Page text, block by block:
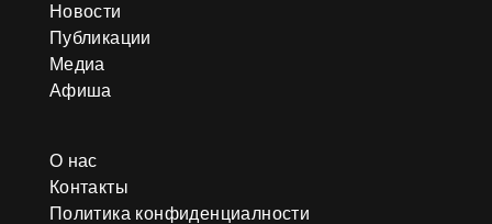
Новости
Публикации
Медиа
Афиша
О нас
Контакты
Политика конфиденциалности